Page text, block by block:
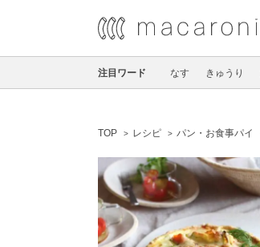
注目ワード なす きゅうり
TOP レシピ パン・お食事パイ